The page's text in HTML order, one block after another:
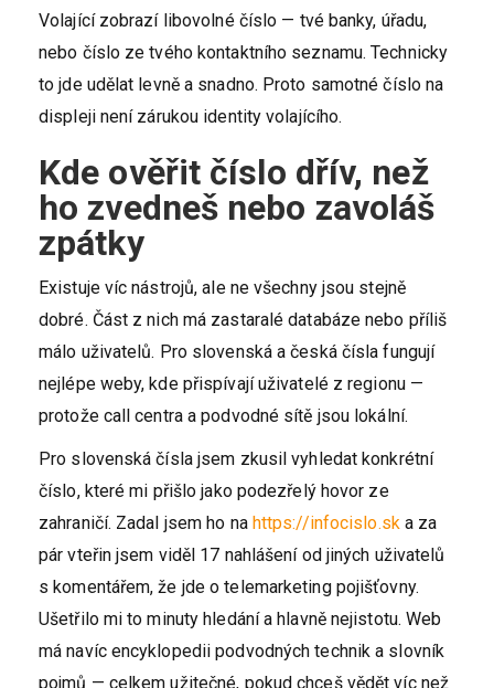
Volající zobrazí libovolné číslo — tvé banky, úřadu,
nebo číslo ze tvého kontaktního seznamu. Technicky
to jde udělat levně a snadno. Proto samotné číslo na
displeji není zárukou identity volajícího.
Kde ověřit číslo dřív, než
ho zvedneš nebo zavoláš
zpátky
Existuje víc nástrojů, ale ne všechny jsou stejně
dobré. Část z nich má zastaralé databáze nebo příliš
málo uživatelů. Pro slovenská a česká čísla fungují
nejlépe weby, kde přispívají uživatelé z regionu —
protože call centra a podvodné sítě jsou lokální.
Pro slovenská čísla jsem zkusil vyhledat konkrétní
číslo, které mi přišlo jako podezřelý hovor ze
zahraničí. Zadal jsem ho na https://infocislo.ska za
pár vteřin jsem viděl 17 nahlášení od jiných uživatelů
s komentářem, že jde o telemarketing pojišťovny.
Ušetřilo mi to minuty hledání a hlavně nejistotu. Web
má navíc encyklopedii podvodných technik a slovník
pojmů — celkem užitečné, pokud chceš vědět víc než